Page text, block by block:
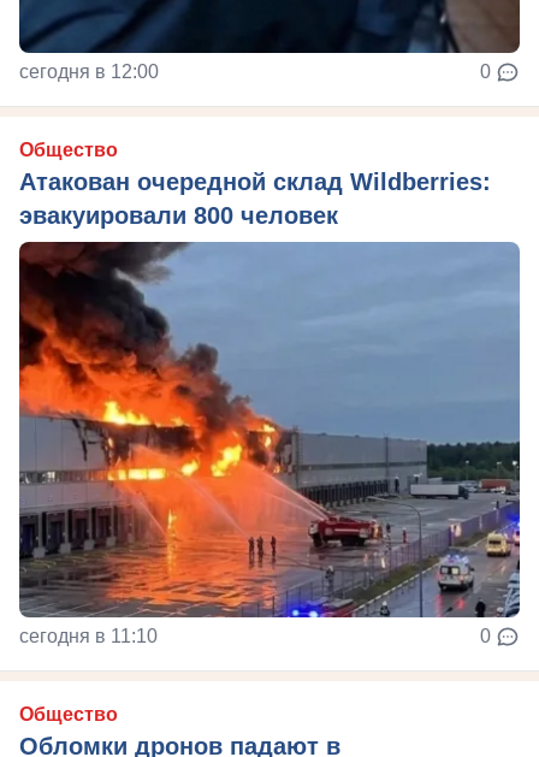
сегодня в 12:00 0
Общество
Атакован очередной склад Wildberries:
эвакуировали 800 человек
сегодня в 11:10 0
Общество
Обломки дронов падают в